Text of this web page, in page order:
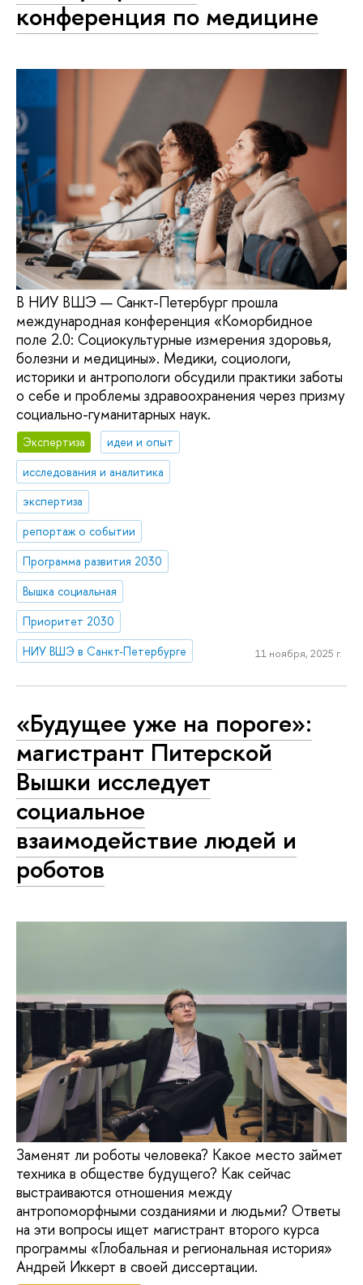
конференция по медицине
В НИУ ВШЭ — Санкт-Петербург прошла
международная конференция «Коморбидное
поле 2.0: Социокультурные измерения здоровья,
болезни и медицины». Медики, социологи,
историки и антропологи обсудили практики заботы
о себе и проблемы здравоохранения через призму
социально-гуманитарных наук.
Экспертиза
идеи и опыт
исследования и аналитика
экспертиза
репортаж о событии
Программа развития 2030
Вышка социальная
Приоритет 2030
НИУ ВШЭ в Санкт-Петербурге
11 ноября, 2025 г.
«Будущее уже на пороге»:
магистрант Питерской
Вышки исследует
социальное
взаимодействие людей и
роботов
Заменят ли роботы человека? Какое место займет
техника в обществе будущего? Как сейчас
выстраиваются отношения между
антропоморфными созданиями и людьми? Ответы
на эти вопросы ищет магистрант второго курса
программы «Глобальная и региональная история»
Андрей Иккерт в своей диссертации.